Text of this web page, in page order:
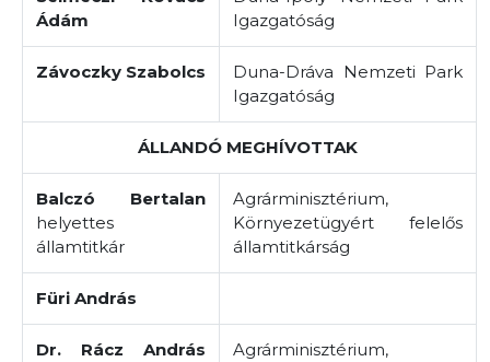
Ádám
Igazgatóság
Závoczky Szabolcs
Duna-Dráva Nemzeti Park
Igazgatóság
ÁLLANDÓ MEGHÍVOTTAK
Balczó Bertalan
helyettes
államtitkár
Agrárminisztérium,
Környezetügyért felelős
államtitkárság
Füri András
Dr. Rácz András
Agrárminisztérium,